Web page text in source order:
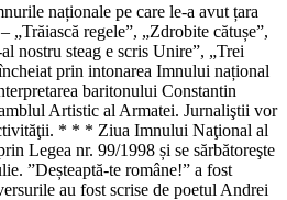
naționale pe care le-a avut țara
„Trăiască regele”, „Zdrobite cătușe”,
nostru steag e scris Unire”, „Trei
prin intonarea Imnului național
baritonului Constantin
Artistic al Armatei. Jurnaliştii vor
* * * Ziua Imnului Naţional al
Legea nr. 99/1998 și se sărbătoreşte
”Deșteaptă-te române!” a fost
au fost scrise de poetul Andrei